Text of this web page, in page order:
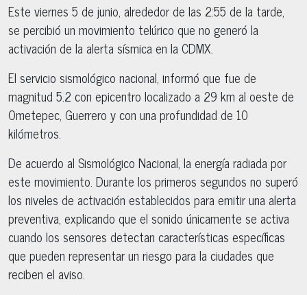
Este viernes 5 de junio, alrededor de las 2:55 de la tarde,
se percibió un movimiento telúrico que no generó la
activación de la alerta sísmica en la CDMX.
El servicio sismológico nacional, informó que fue de
magnitud 5.2 con epicentro localizado a 29 km al oeste de
Ometepec, Guerrero y con una profundidad de 10
kilómetros.
De acuerdo al Sismológico Nacional, la energía radiada por
este movimiento. Durante los primeros segundos no superó
los niveles de activación establecidos para emitir una alerta
preventiva, explicando que el sonido únicamente se activa
cuando los sensores detectan características específicas
que pueden representar un riesgo para la ciudades que
reciben el aviso.